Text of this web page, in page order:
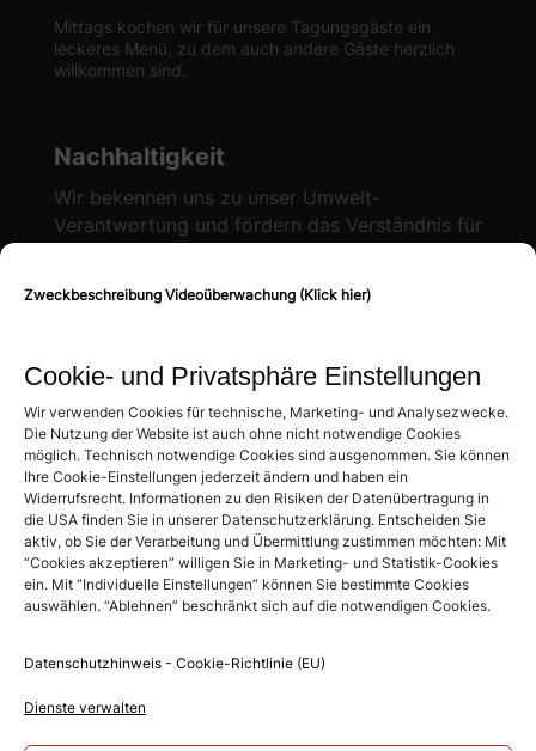
Zweckbeschreibung Videoüberwachung (Klick hier)
Cookie- und Privatsphäre Einstellungen
Wir verwenden Cookies für technische, Marketing- und Analysezwecke.
Die Nutzung der Website ist auch ohne nicht notwendige Cookies
möglich. Technisch notwendige Cookies sind ausgenommen. Sie können
Ihre Cookie-Einstellungen jederzeit ändern und haben ein
Widerrufsrecht. Informationen zu den Risiken der Datenübertragung in
die USA finden Sie in unserer Datenschutzerklärung. Entscheiden Sie
aktiv, ob Sie der Verarbeitung und Übermittlung zustimmen möchten: Mit
“Cookies akzeptieren” willigen Sie in Marketing- und Statistik-Cookies
ein. Mit “Individuelle Einstellungen” können Sie bestimmte Cookies
auswählen. “Ablehnen” beschränkt sich auf die notwendigen Cookies.
Datenschutzhinweis - Cookie-Richtlinie (EU)
Dienste verwalten
Mittags kochen wir für unsere Tagungsgäste ein
leckeres Menü, zu dem auch andere Gäste herzlich
willkommen sind.
Nachhaltigkeit
Wir bekennen uns zu unser Umwelt-
Verantwortung und fördern das Verständnis für
Bewertungen
Hotel Schindlerhof
4.6
Basierend auf 886 Bewertungen
powered byGoogle
Social Media